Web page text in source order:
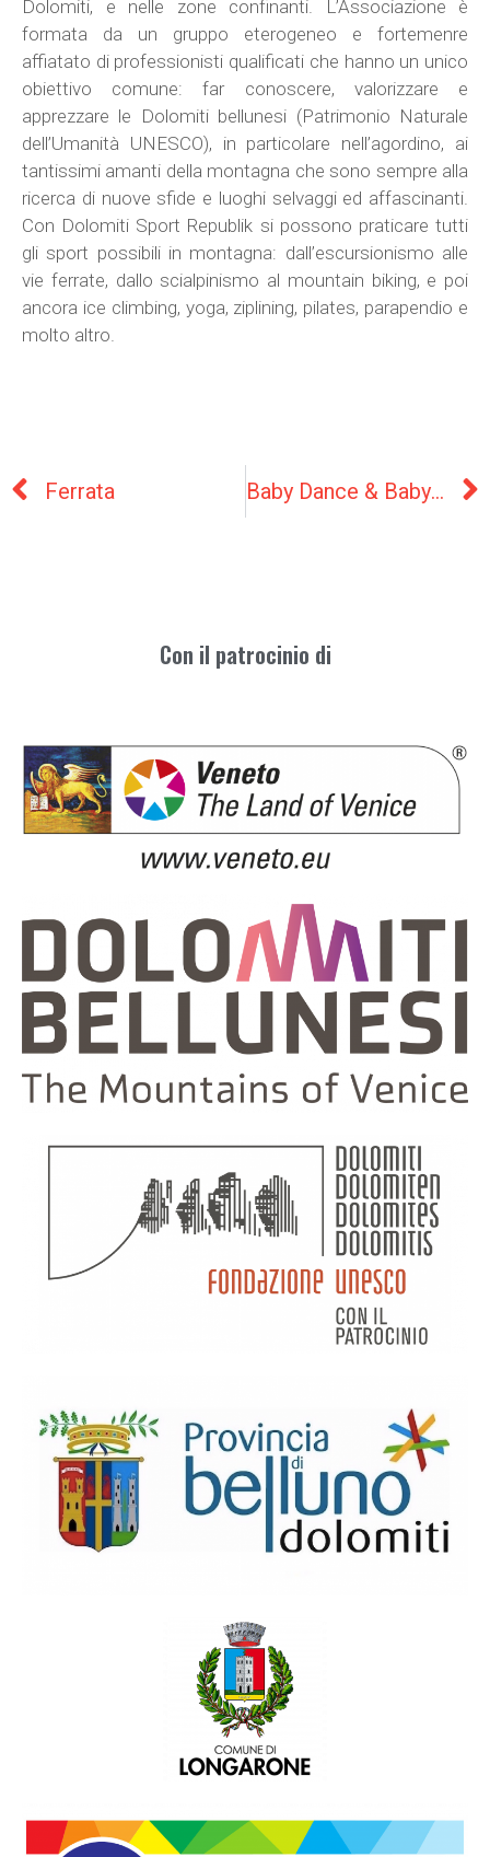
Dolomiti, e nelle zone confinanti. L’Associazione è
formata da un gruppo eterogeneo e fortemenre
affiatato di professionisti qualificati che hanno un unico
obiettivo comune: far conoscere, valorizzare e
apprezzare le Dolomiti bellunesi (Patrimonio Naturale
dell’Umanità UNESCO), in particolare nell’agordino, ai
tantissimi amanti della montagna che sono sempre alla
ricerca di nuove sfide e luoghi selvaggi ed affascinanti.
Con Dolomiti Sport Republik si possono praticare tutti
gli sport possibili in montagna: dall’escursionismo alle
vie ferrate, dallo scialpinismo al mountain biking, e poi
ancora ice climbing, yoga, ziplining, pilates, parapendio e
molto altro.
Ferrata Baby Dance & Baby Gym
Con il patrocinio di